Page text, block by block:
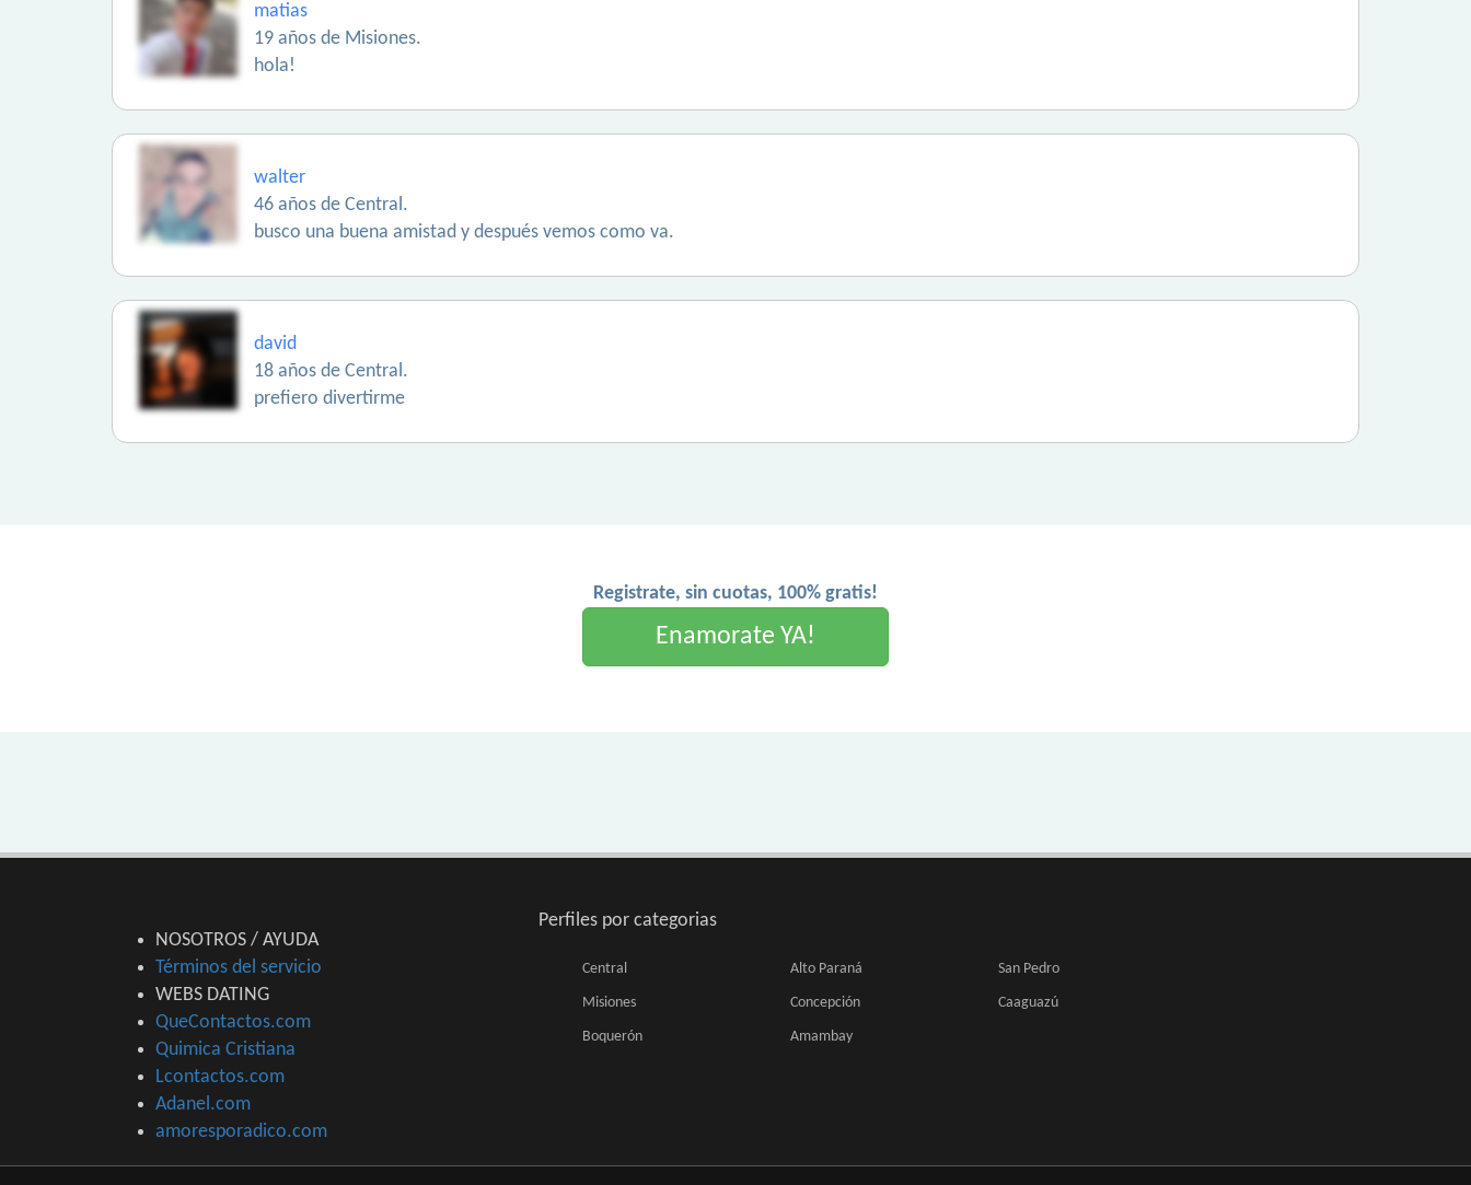
matias
19 años de Misiones.
hola!
walter
46 años de Central.
busco una buena amistad y después vemos como va.
david
18 años de Central.
prefiero divertirme
Registrate, sin cuotas, 100% gratis!
Enamorate YA!
NOSOTROS / AYUDA
Términos del servicio
WEBS DATING
QueContactos.com
Quimica Cristiana
Lcontactos.com
Adanel.com
amoresporadico.com
Perfiles por categorias
Central Alto Paraná San Pedro
Misiones Concepción Caaguazú
Boquerón Amambay